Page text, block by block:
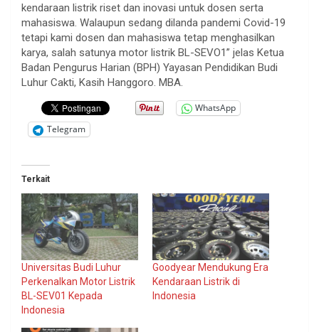
kendaraan listrik riset dan inovasi untuk dosen serta
mahasiswa. Walaupun sedang dilanda pandemi Covid-19
tetapi kami dosen dan mahasiswa tetap menghasilkan
karya, salah satunya motor listrik BL-SEVO1” jelas Ketua
Badan Pengurus Harian (BPH) Yayasan Pendidikan Budi
Luhur Cakti, Kasih Hanggoro. MBA.
WhatsApp
Telegram
Terkait
Universitas Budi Luhur
Perkenalkan Motor Listrik
BL-SEV01 Kepada
Indonesia
Goodyear Mendukung Era
Kendaraan Listrik di
Indonesia